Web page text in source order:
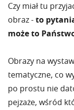
Czy miał tu
obraz -to
może to
Obrazy na
tematyczne, co
po prostu nie
pejzaże, wśród